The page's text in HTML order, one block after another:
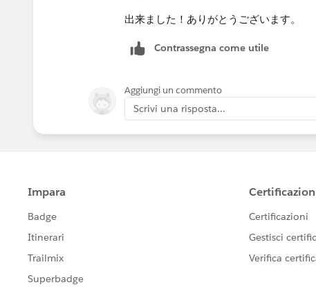
メジャーをひとつだけ残すようにします。
出来ました！ありがとうございます。
Contrassegna come utile
Aggiungi un commento
Scrivi una risposta...